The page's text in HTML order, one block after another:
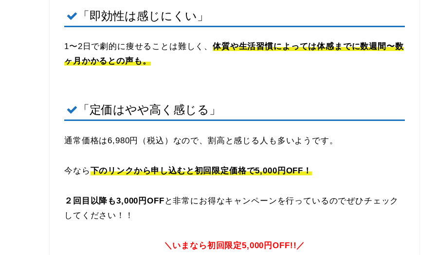
「即効性は感じにくい」
1〜2日で劇的に痩せることは難しく、体質や生活習慣によっては体感までに数週間〜数
ヶ月かかるとの声も。
「定価はやや高く感じる」
通常価格は6,980円（税込）なので、割高と感じる人も多いようです。
今なら下のリンクから申し込むと初回限定価格で5,000円OFF！
２回目以降も3,000円OFF と非常にお得なキャンペーンを行っているのでぜひチェック
してください！！
＼いまなら初回限定5,000円OFF!!／